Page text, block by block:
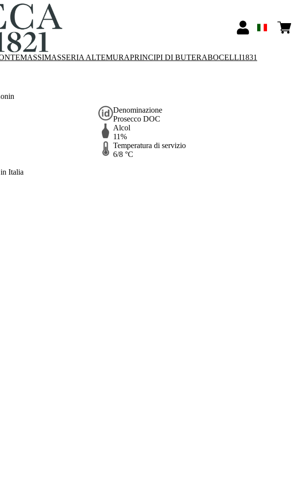
MASSERIA ALTEMURAPRINCIPI DI BUTERABOCELLI1831
Denominazione
Prosecco DOC
Alcol
11%
Temperatura di servizio
6/8 °C
Italia